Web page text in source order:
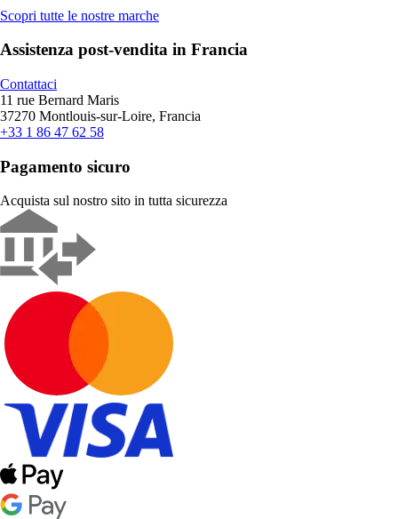
Scopri tutte le nostre marche
Assistenza post-vendita in Francia
Contattaci
11 rue Bernard Maris
37270 Montlouis-sur-Loire, Francia
+33 1 86 47 62 58
Pagamento sicuro
Acquista sul nostro sito in tutta sicurezza